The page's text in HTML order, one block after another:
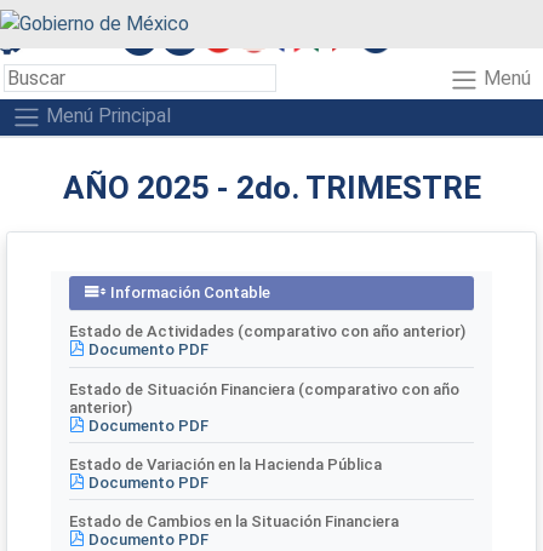
Menú
Menú Principal
AÑO 2025 - 2do. TRIMESTRE
Información Contable
Estado de Actividades (comparativo con año anterior)
Documento PDF
Estado de Situación Financiera (comparativo con año
anterior)
Documento PDF
Estado de Variación en la Hacienda Pública
Documento PDF
Estado de Cambios en la Situación Financiera
Documento PDF